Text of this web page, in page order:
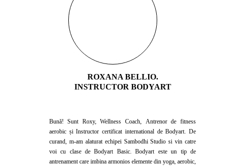
ROXANA BELLIO.
INSTRUCTOR BODYART
Bună! Sunt Roxy, Wellness Coach, Antrenor de fitness
aerobic și Instructor certificat international de Bodyart. De
curand, m-am alaturat echipei Sambodhi Studio si vin catre
voi cu clase de Bodyart Basic. Bodyart este un tip de
antrenament care imbina armonios elemente din yoga, aerobic,